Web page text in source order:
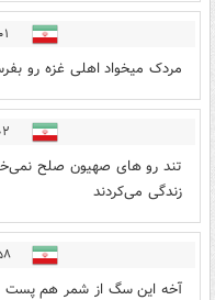
مردک میخواد اهلی غزه رو
تند رو های صهیون صلح
زندگی می‌کردند
آخه این سگ از شمر هم پست